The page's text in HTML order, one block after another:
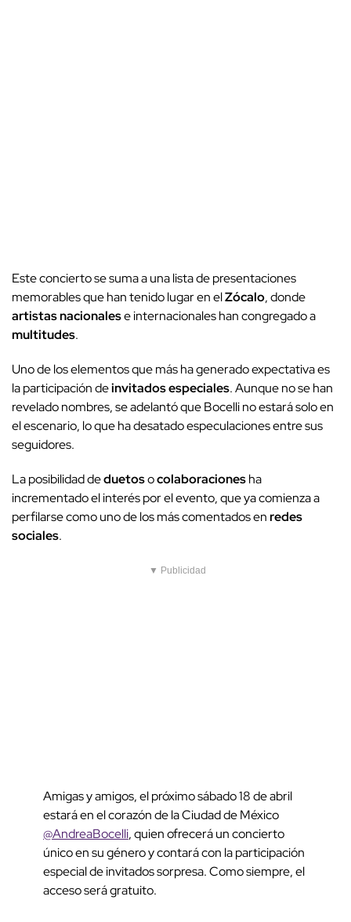
Este concierto se suma a una lista de presentaciones
memorables que han tenido lugar en elZócalo, donde
artistas nacionalese internacionales han congregado a
multitudes.
Uno de los elementos que más ha generado expectativa es
la participación deinvitados especiales. Aunque no se han
revelado nombres, se adelantó que Bocelli no estará solo en
el escenario, lo que ha desatado especulaciones entre sus
seguidores.
La posibilidad deduetosocolaboracionesha
incrementado el interés por el evento, que ya comienza a
perfilarse como uno de los más comentados enredes
sociales.
▼ Publicidad
Amigas y amigos, el próximo sábado 18 de abril
estará en el corazón de la Ciudad de México
@AndreaBocelli, quien ofrecerá un concierto
único en su género y contará con la participación
especial de invitados sorpresa. Como siempre, el
acceso será gratuito.